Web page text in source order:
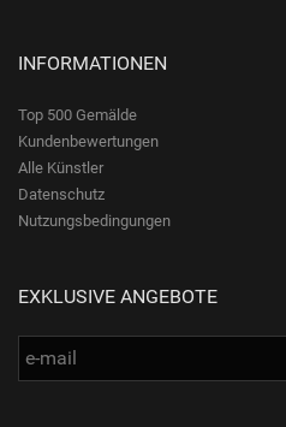
INFORMATIONEN
Top 500 Gemälde
Kundenbewertungen
Alle Künstler
Datenschutz
Nutzungsbedingungen
EXKLUSIVE ANGEBOTE